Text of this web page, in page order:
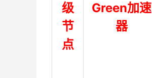
级
节
点
Green加速
器